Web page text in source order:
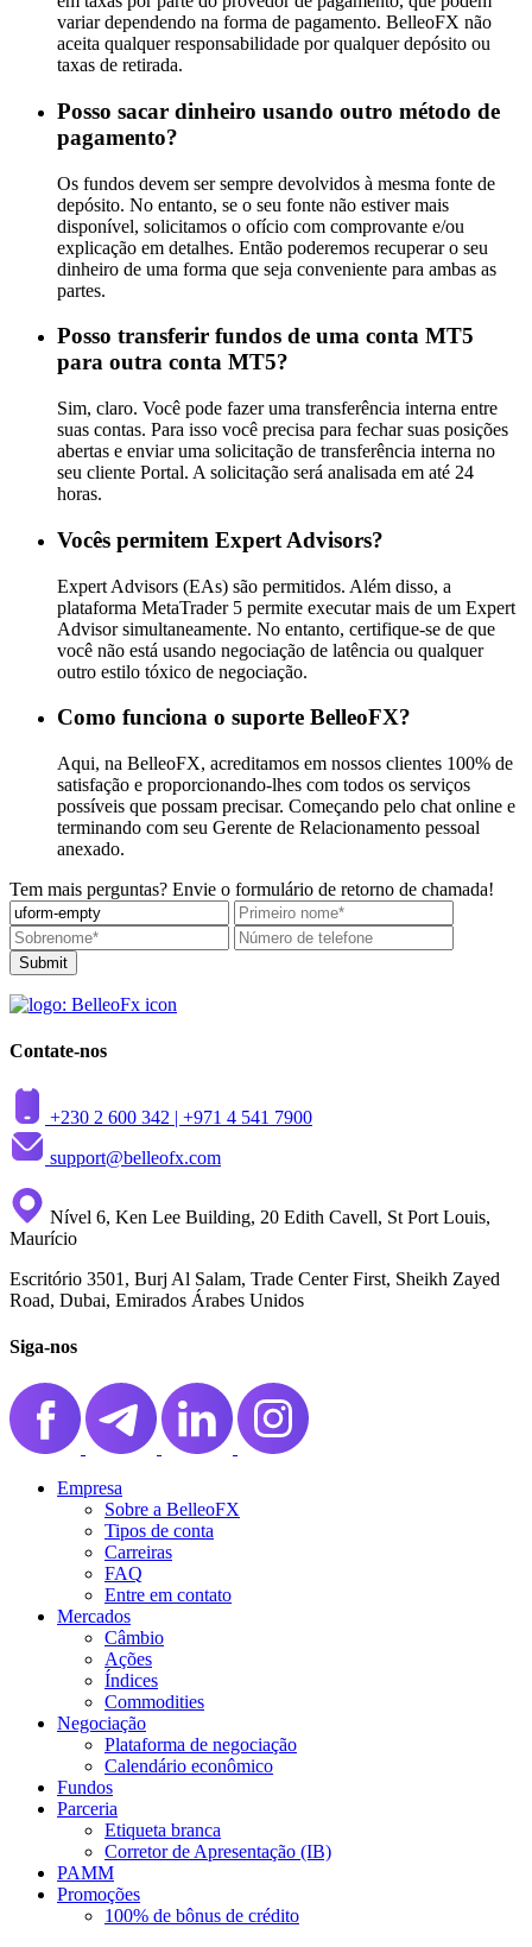
variar dependendo na forma de pagamento. BelleoFX não
aceita qualquer responsabilidade por qualquer depósito ou
taxas de retirada.
Posso sacar dinheiro usando outro método de
pagamento?
Os fundos devem ser sempre devolvidos à mesma fonte de
depósito. No entanto, se o seu fonte não estiver mais
disponível, solicitamos o ofício com comprovante e/ou
explicação em detalhes. Então poderemos recuperar o seu
dinheiro de uma forma que seja conveniente para ambas as
partes.
Posso transferir fundos de uma conta MT5
para outra conta MT5?
Sim, claro. Você pode fazer uma transferência interna entre
suas contas. Para isso você precisa para fechar suas posições
abertas e enviar uma solicitação de transferência interna no
seu cliente Portal. A solicitação será analisada em até 24
horas.
Vocês permitem Expert Advisors?
Expert Advisors (EAs) são permitidos. Além disso, a
plataforma MetaTrader 5 permite executar mais de um Expert
Advisor simultaneamente. No entanto, certifique-se de que
você não está usando negociação de latência ou qualquer
outro estilo tóxico de negociação.
Como funciona o suporte BelleoFX?
Aqui, na BelleoFX, acreditamos em nossos clientes 100% de
satisfação e proporcionando-lhes com todos os serviços
possíveis que possam precisar. Começando pelo chat online e
terminando com seu Gerente de Relacionamento pessoal
anexado.
Tem mais perguntas? Envie o formulário de retorno de chamada!
Submit
Contate-nos
+230 2 600 342 | +971 4 541 7900
support@belleofx.com
Nível 6, Ken Lee Building, 20 Edith Cavell, St Port Louis,
Maurício
Escritório 3501, Burj Al Salam, Trade Center First, Sheikh Zayed
Road, Dubai, Emirados Árabes Unidos
Siga-nos
Empresa
Sobre a BelleoFX
Tipos de conta
Carreiras
FAQ
Entre em contato
Mercados
Câmbio
Ações
Índices
Commodities
Negociação
Plataforma de negociação
Calendário econômico
Fundos
Parceria
Etiqueta branca
Corretor de Apresentação (IB)
PAMM
Promoções
100% de bônus de crédito